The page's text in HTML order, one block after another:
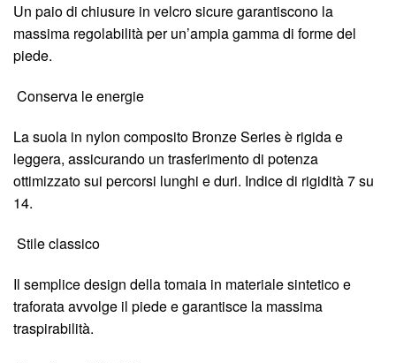
Un paio di chiusure in velcro sicure garantiscono la
massima regolabilità per un’ampia gamma di forme del
piede.
Conserva le energie
La suola in nylon composito Bronze Series è rigida e
leggera, assicurando un trasferimento di potenza
ottimizzato sui percorsi lunghi e duri. Indice di rigidità 7 su
14.
Stile classico
Il semplice design della tomaia in materiale sintetico e
traforata avvolge il piede e garantisce la massima
traspirabilità.